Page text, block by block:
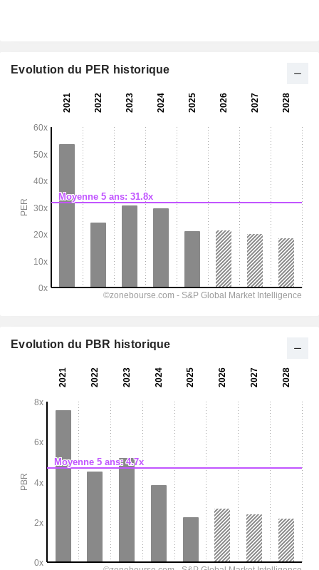
Evolution du PER historique
Evolution du PBR historique